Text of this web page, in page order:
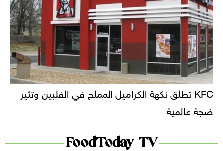
KFC تطلق نكهة الكراميل المملح في الفلبين وتثير
ضجة عالمية
FoodToday TV